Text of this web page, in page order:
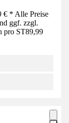
€ * Alle Preise
ggf. zzgl.
pro ST89,99